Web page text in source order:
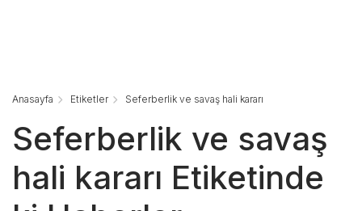
Anasayfa Etiketler Seferberlik ve savaş hali kararı
Seferberlik ve savaş
hali kararı Etiketinde